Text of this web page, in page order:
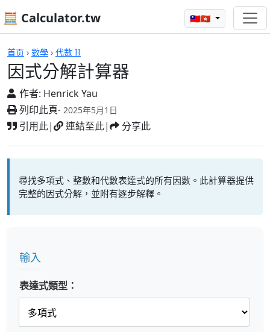
🧮 Calculator.tw 🇹🇼🇭🇰
首页 › 數學 › 代數 II
因式分解計算器
作者: Henrick Yau
列印此頁- 2025年5月1日
引用此| 連結至此| 分享此
計算機
尋找多項式、整數和代數表達式的所有因數。此計算器提供
完整的因式分解，並附有逐步解釋。
輸入
表達式類型：